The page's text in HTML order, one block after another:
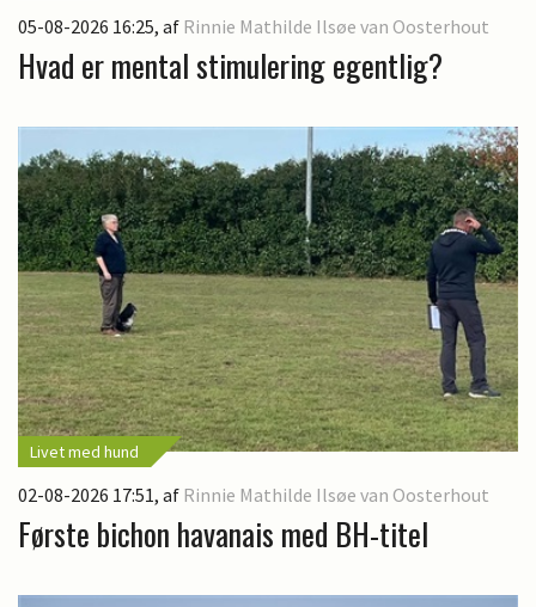
05-08-2026 16:25, af Rinnie Mathilde Ilsøe van Oosterhout
Hvad er mental stimulering egentlig?
Livet med hund
02-08-2026 17:51, af Rinnie Mathilde Ilsøe van Oosterhout
Første bichon havanais med BH-titel